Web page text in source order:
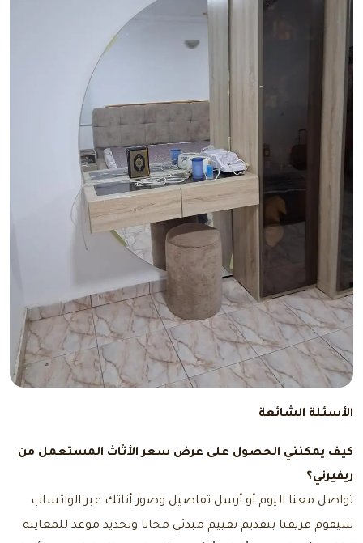
الأسئلة الشائعة
كيف يمكنني الحصول على عرض سعر الأثاث المستعمل من
ريفيرني؟
تواصل معنا اليوم أو أرسل تفاصيل وصور أثاثك عبر الواتساب
سيقوم فريقنا بتقديم تقييم مبدئي مجانا وتحديد موعد للمعاينة